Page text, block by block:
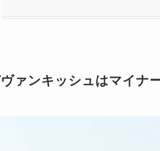
ァンキッシュはマイナ